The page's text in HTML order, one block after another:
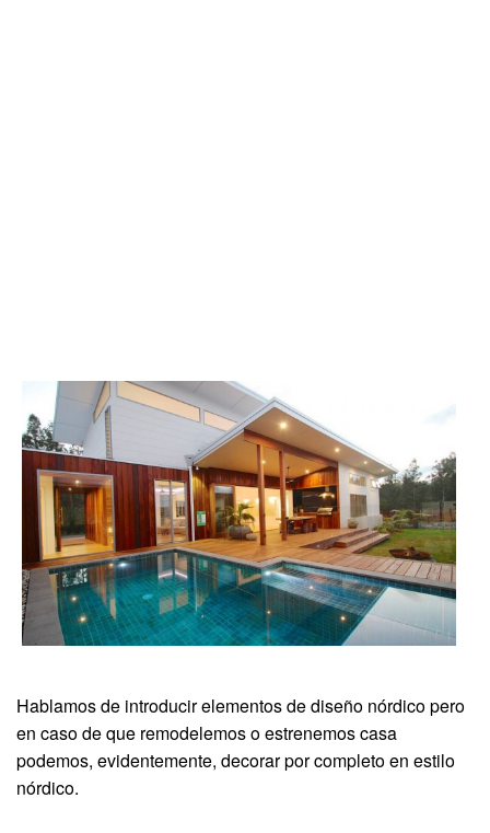
Hablamos de introducir elementos de diseño nórdico pero
en caso de que remodelemos o estrenemos casa
podemos, evidentemente, decorar por completo en estilo
nórdico.